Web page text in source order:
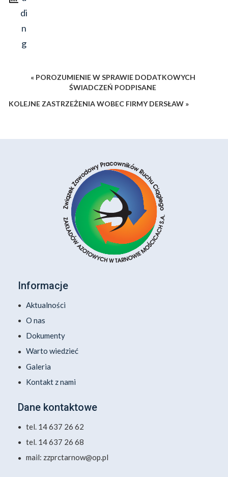
« POROZUMIENIE W SPRAWIE DODATKOWYCH
ŚWIADCZEŃ PODPISANE
KOLEJNE ZASTRZEŻENIA WOBEC FIRMY DERSŁAW »
Informacje
Aktualności
O nas
Dokumenty
Warto wiedzieć
Galeria
Kontakt z nami
Dane kontaktowe
tel. 14 637 26 62
tel. 14 637 26 68
mail: zzprctarnow@op.pl